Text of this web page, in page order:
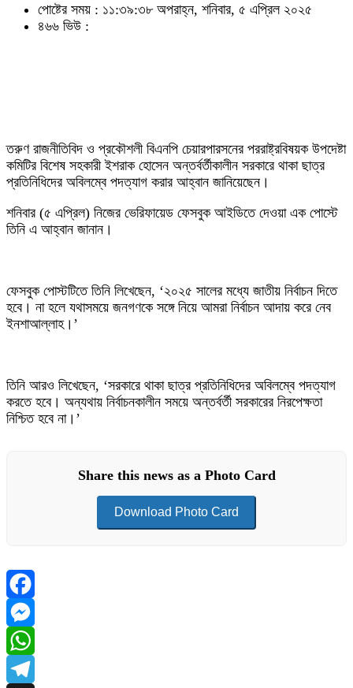
পোষ্টের সময় : ১১:৩৯:৩৮ অপরাহ্ন, শনিবার, ৫ এপ্রিল ২০২৫
৪৬৬ ভিউ :
তরুণ রাজনীতিবিদ ও প্রকৌশলী বিএনপি চেয়ারপারসনের পররাষ্ট্রবিষয়ক উপদেষ্টা
কমিটির বিশেষ সহকারী ইশরাক হোসেন অন্তর্বর্তীকালীন সরকারে থাকা ছাত্র
প্রতিনিধিদের অবিলম্বে পদত্যাগ করার আহ্বান জানিয়েছেন।
শনিবার (৫ এপ্রিল) নিজের ভেরিফায়েড ফেসবুক আইডিতে দেওয়া এক পোস্টে
তিনি এ আহ্বান জানান।
ফেসবুক পোস্টটিতে তিনি লিখেছেন, ‘২০২৫ সালের মধ্যে জাতীয় নির্বাচন দিতে
হবে। না হলে যথাসময়ে জনগণকে সঙ্গে নিয়ে আমরা নির্বাচন আদায় করে নেব
ইনশাআল্লাহ।’
তিনি আরও লিখেছেন, ‘সরকারে থাকা ছাত্র প্রতিনিধিদের অবিলম্বে পদত্যাগ
করতে হবে। অন্যথায় নির্বাচনকালীন সময়ে অন্তর্বর্তী সরকারের নিরপেক্ষতা
নিশ্চিত হবে না।’
Share this news as a Photo Card
Download Photo Card
Facebook
Messenger
WhatsApp